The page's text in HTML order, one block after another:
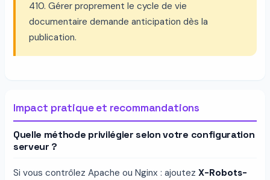
410. Gérer proprement le cycle de vie
documentaire demande anticipation dès la
publication.
Impact pratique et recommandations
Quelle méthode privilégier selon votre configuration
serveur ?
Si vous contrôlez Apache ou Nginx : ajoutez X-Robots-